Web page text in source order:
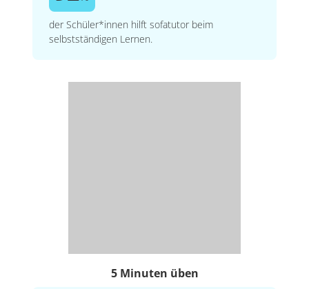
der Schüler*innen hilft sofatutor beim
selbstständigen Lernen.
5 Minuten üben